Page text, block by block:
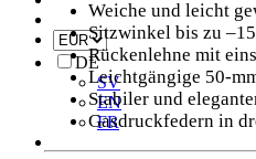
DE
SV
EN
FR
Weiche und leicht
Sitzwinkel bis zu
Rückenlehne mit
Leichtgängige 50-
Stabiler und
Gasdruckfedern in